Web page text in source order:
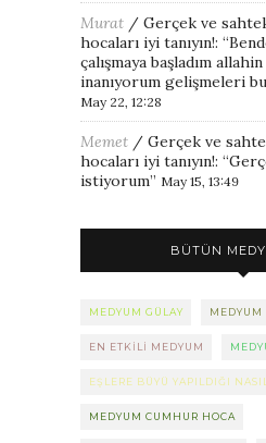
Murat / Gerçek ve
hocaları iyi tanıyın!: “
çalışmaya başladım
inanıyorum gelişmeleri
May 22, 12:28
Memet / Gerçek ve
hocaları iyi tanıyın!: “
istiyorum” May 15, 13:49
BÜTÜN
MEDYUM GÜLAY MEDYUM
EN ETKILI MEDYUM
EŞLERE BÜYÜ YAPILDIĞI
MEDYUM CUMHUR HOCA